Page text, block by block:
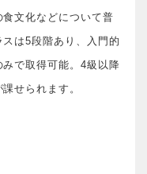
文化などについて普
は5段階あり、入門的
で取得可能。4級以降
せられます。